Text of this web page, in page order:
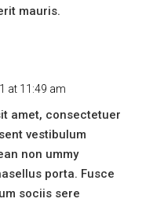
mauris.
at 11:49 am
amet, consectetuer
vestibulum
non ummy
porta. Fusce
sociis sere